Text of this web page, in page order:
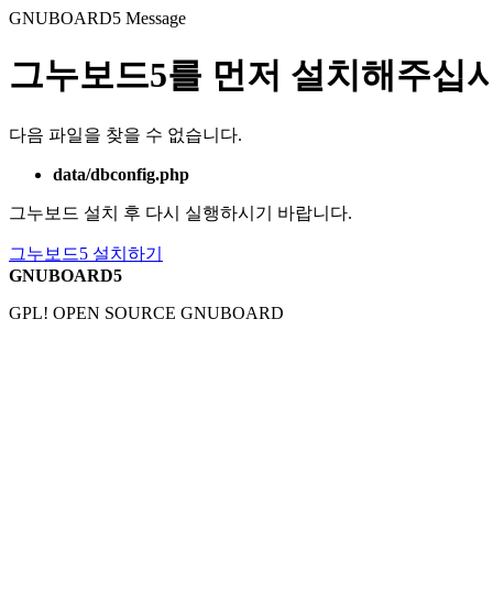
GNUBOARD5 Message
그누보드5를 먼저 설치해주십
다음 파일을 찾을 수 없습니다.
data/dbconfig.php
그누보드 설치 후 다시 실행하시기 바랍니다.
그누보드5 설치하기
GNUBOARD5
GPL! OPEN SOURCE GNUBOARD